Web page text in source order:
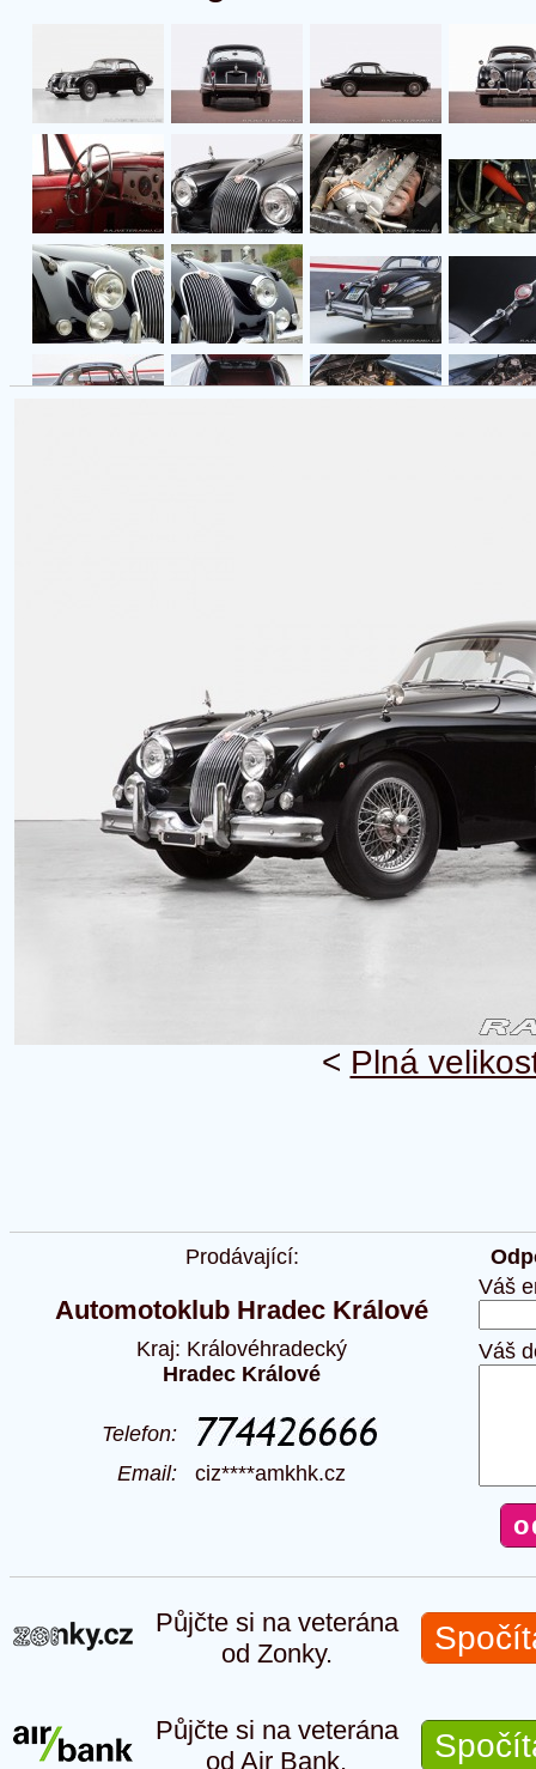
< Plná
Prodávající:
Automotoklub Hradec Králové
Kraj: Královéhradecký
Hradec Králové
Telefon:
Email: ciz****amkhk.cz
Váš
Váš
Půjčte si na veterána
od Zonky.
Půjčte si na veterána
od Air Bank.